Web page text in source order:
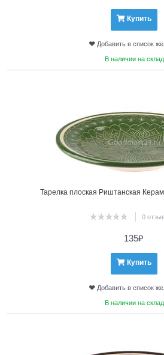
Купить
Добавить в список
В наличии на
Тарелка плоская Риштанская
0
135₽
Купить
Добавить в список
В наличии на